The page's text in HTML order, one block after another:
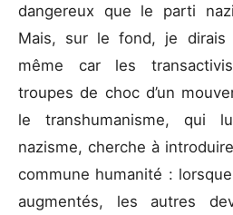
dangereux que le parti
Mais, sur le fond, je
même car les
troupes de choc d’un
le transhumanisme, qui
nazisme, cherche à
commune humanité :
augmentés, les autres